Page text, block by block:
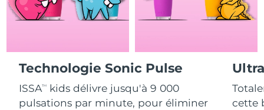
Technologie Sonic Pulse
ISSATM
kids délivre jusqu'à 9 000
pulsations par minute, pour éliminer
cette
For healthy hair
18% PAP
Cosmétiques Hommes
Acheter tout
Israël Livraison estimée15/8/26
Japon Livraison estimée 14/8/26
Jersey